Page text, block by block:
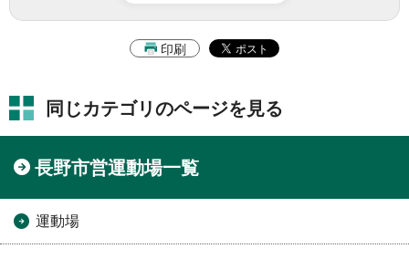
印刷
同じカテゴリのページを見る
長野市営運動場一覧
運動場